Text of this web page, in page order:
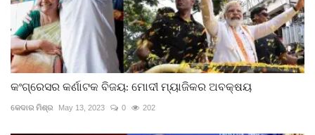
କଂଗ୍ରେସର କର୍ଣାଟକ ବିଜୟ: ମୋଦୀ ମ୍ୟାଜିକର ଅବକ୍ଷୟ
କେଦାର ମିଶ୍ର May 13, 2023 0 202